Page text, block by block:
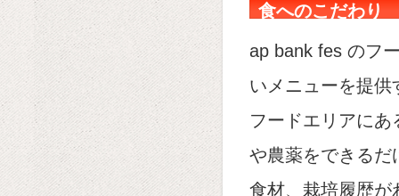
食へのこだわり
ap bank fes のフ
いメニューを提
フードエリアに
や農薬をできるだ
食材、栽培履歴が